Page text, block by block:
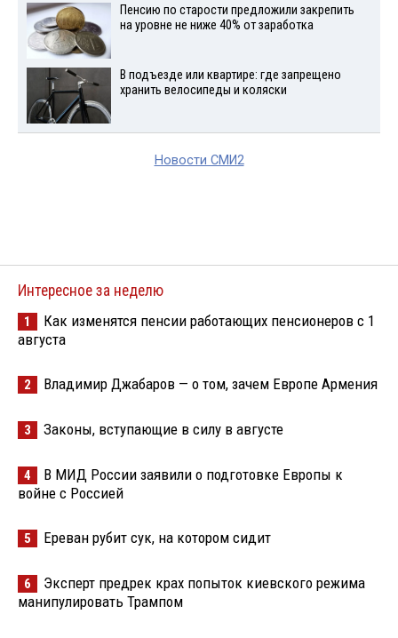
Пенсию по старости предложили закрепить
на уровне не ниже 40% от заработка
В подъезде или квартире: где запрещено
хранить велосипеды и коляски
Новости СМИ2
Интересное за неделю
1
Как изменятся пенсии работающих пенсионеров с 1
августа
2 Владимир Джабаров — о том, зачем Европе Армения
3 Законы, вступающие в силу в августе
4
В МИД России заявили о подготовке Европы к
войне с Россией
5 Ереван рубит сук, на котором сидит
6
Эксперт предрек крах попыток киевского режима
манипулировать Трампом